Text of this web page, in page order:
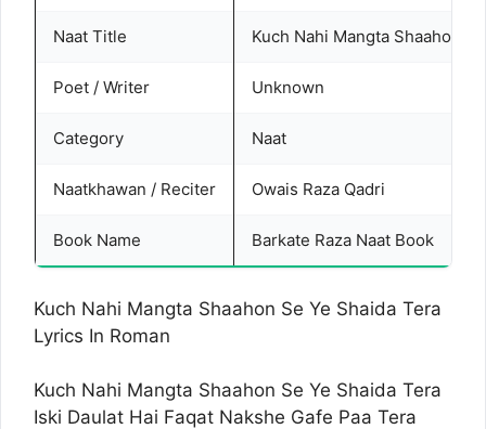
Naat Title Kuch Nahi Mangta Shaahon
Poet / Writer Unknown
Category Naat
Naatkhawan / Reciter Owais Raza Qadri
Book Name Barkate Raza Naat Book
Kuch Nahi Mangta Shaahon Se Ye Shaida Tera
Lyrics In Roman
Kuch Nahi Mangta Shaahon Se Ye Shaida Tera
Iski Daulat Hai Faqat Nakshe Gafe Paa Tera